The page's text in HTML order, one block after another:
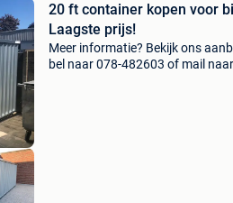
20 ft container kopen voor
Laagste prijs!
Meer informatie? Bekijk ons
bel naar 078-482603 of mail naar